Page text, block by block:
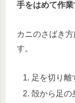
手をはめて作業
カニのさばき
す。
足を切り離
殻から足の